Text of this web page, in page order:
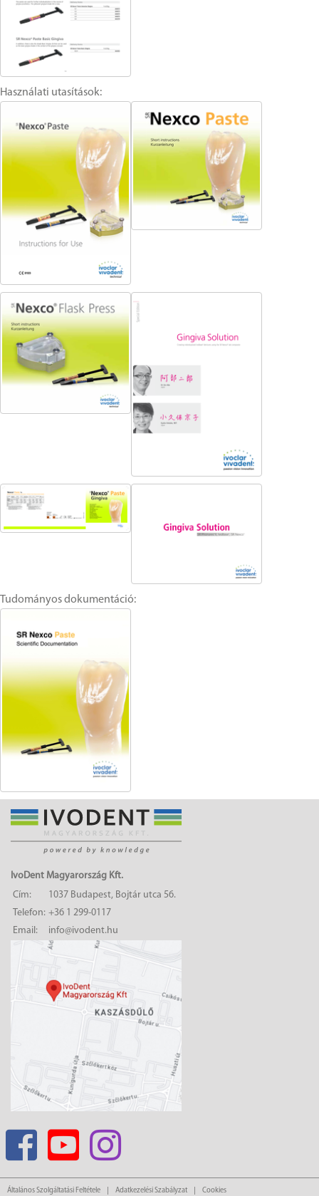
Használati utasítások:
Tudományos dokumentáció:
IvoDent Magyarország Kft.
Cím:
1037 Budapest, Bojtár utca 56.
Telefon: +36 1 299-0117
Email:
info@ivodent.hu
Általános Szolgáltatási Feltétele Adatkezelési Szabályzat Cookies